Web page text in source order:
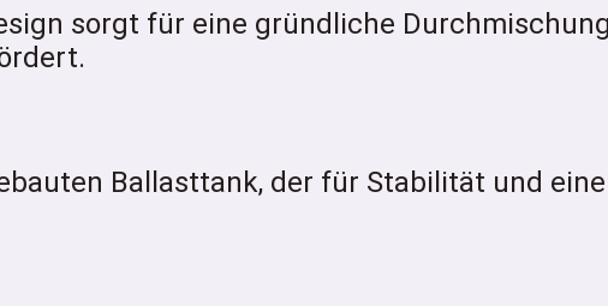
sorgt für eine gründliche
Ballasttank, der für Stabilität und